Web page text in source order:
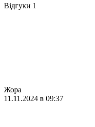
Відгуки 1
Жора
11.11.2024 в 09:37